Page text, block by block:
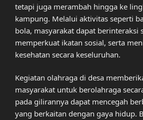
tetapi juga merambah hingga ke
kampung. Melalui aktivitas seperti
bola, masyarakat dapat berinteraksi
memperkuat ikatan sosial, serta
kesehatan secara keseluruhan.
Kegiatan olahraga di desa
masyarakat untuk berolahraga
pada gilirannya dapat mencegah
yang berkaitan dengan gaya hidup.